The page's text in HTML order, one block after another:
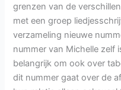
grenzen van de
met een groep
verzameling nieuwe
nummer van Michelle zelf
belangrijk om ook over
dit nummer gaat over de